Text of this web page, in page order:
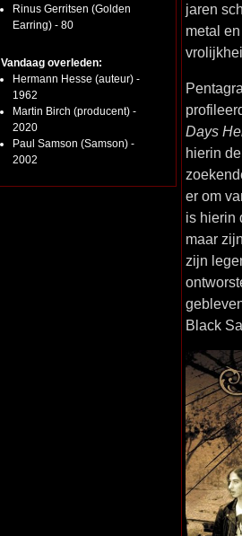
Rinus Gerritsen (Golden
Earring) - 80
Vandaag overleden:
Hermann Hesse (auteur) -
1962
Martin Birch (producent) -
2020
Paul Samson (Samson) -
2002
jaren
metal
Days
hierin
er om
is hierin
maar
zijn
Black